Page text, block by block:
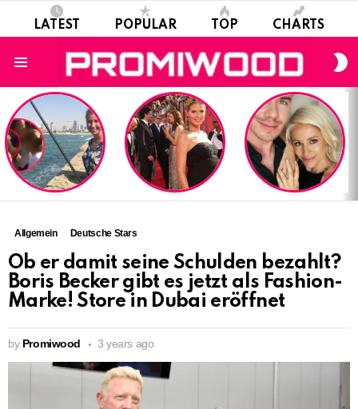
LATEST POPULAR TOP CHARTS
LATEST
STORIES
Allgemein Deutsche Stars
Ob er damit seine Schulden bezahlt?
Boris Becker gibt es jetzt als Fashion-
Marke! Store in Dubai eröffnet
by Promiwood 3 years ago